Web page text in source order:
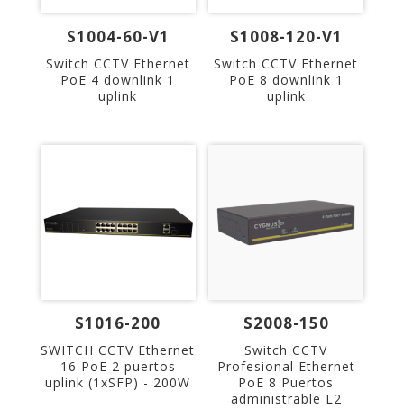
S1004-60-V1
Switch CCTV Ethernet
PoE 4 downlink 1
uplink
S1008-120-V1
Switch CCTV Ethernet
PoE 8 downlink 1
uplink
S1016-200
SWITCH CCTV Ethernet
16 PoE 2 puertos
uplink (1xSFP) - 200W
S2008-150
Switch CCTV
Profesional Ethernet
PoE 8 Puertos
administrable L2